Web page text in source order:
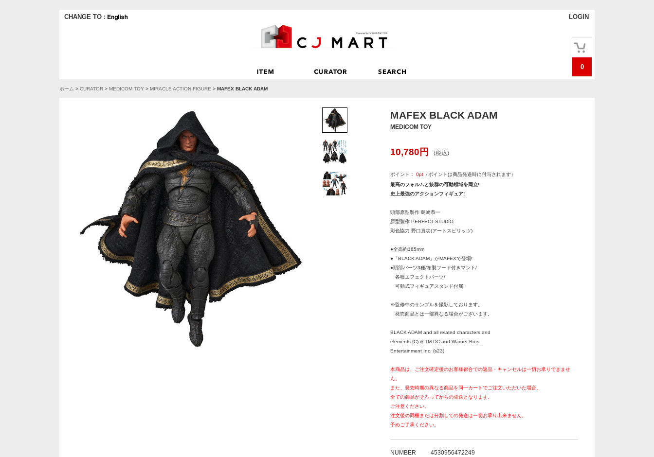
CHANGE TO : LOGIN
0
ホーム > CURATOR > MEDICOM TOY > MIRACLE ACTION FIGURE > MAFEX BLACK ADAM
MAFEX BLACK ADAM
MEDICOM TOY
10,780 円 (税込)
ポイント： 0pt （ポイントは商品発送時に付与されます）
最高のフォルムと抜群の可動領域を両立!
史上最強のアクションフィギュア!
頭部原型製作 島崎恭一
原型製作 PERFECT-STUDIO
彩色協力 野口真功(アートスピリッツ)
●全高約165mm
●「BLACK ADAM」がMAFEXで登場!
●頭部パーツ3種/布製フード付きマント/
各種エフェクトパーツ/
可動式フィギュアスタンド付属!
※監修中のサンプルを撮影しております。
発売商品とは一部異なる場合がございます。
BLACK ADAM and all related characters and
elements (C) & TM DC and Warner Bros.
Entertainment Inc. (s23)
本商品は、ご注文確定後のお客様都合での返品・キャンセルは一切お承りできませ
ん。
また、発売時期の異なる商品を同一カートでご注文いただいた場合、
全ての商品がそろってからの発送となります。
ご注意ください。
注文後の同梱または分割しての発送は一切お承り出来ません。
予めご了承ください。
NUMBER
4530956472249